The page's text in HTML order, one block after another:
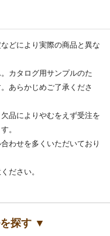
どにより実際の商品と異な
カタログ用サンプルのた
あらかじめご了承くださ
品によりやむをえず受注を
。
わせを多くいただいており
ださい。
探す ▼